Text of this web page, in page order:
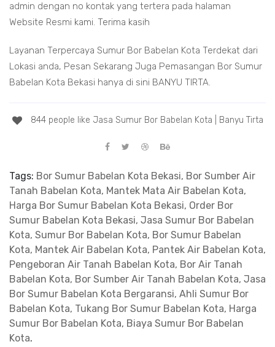
admin dengan no kontak yang tertera pada halaman
Website Resmi kami. Terima kasih
Layanan Terpercaya Sumur Bor Babelan Kota Terdekat dari
Lokasi anda, Pesan Sekarang Juga Pemasangan Bor Sumur
Babelan Kota Bekasi hanya di sini BANYU TIRTA.
844 people like Jasa Sumur Bor Babelan Kota | Banyu Tirta
Tags: Bor Sumur Babelan Kota Bekasi, Bor Sumber Air
Tanah Babelan Kota, Mantek Mata Air Babelan Kota,
Harga Bor Sumur Babelan Kota Bekasi, Order Bor
Sumur Babelan Kota Bekasi, Jasa Sumur Bor Babelan
Kota, Sumur Bor Babelan Kota, Bor Sumur Babelan
Kota, Mantek Air Babelan Kota, Pantek Air Babelan Kota,
Pengeboran Air Tanah Babelan Kota, Bor Air Tanah
Babelan Kota, Bor Sumber Air Tanah Babelan Kota, Jasa
Bor Sumur Babelan Kota Bergaransi, Ahli Sumur Bor
Babelan Kota, Tukang Bor Sumur Babelan Kota, Harga
Sumur Bor Babelan Kota, Biaya Sumur Bor Babelan
Kota.